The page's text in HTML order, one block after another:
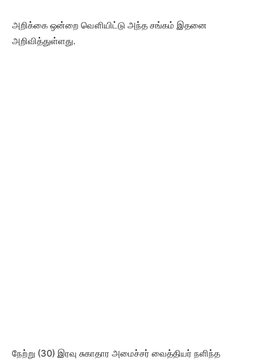
அறிக்கை ஒன்றை வௌியிட்டு அந்த சங்கம் இதனை
அறிவித்துள்ளது.
நேற்று (30) இரவு சுகாதார அமைச்சர் வைத்தியர் நளிந்த